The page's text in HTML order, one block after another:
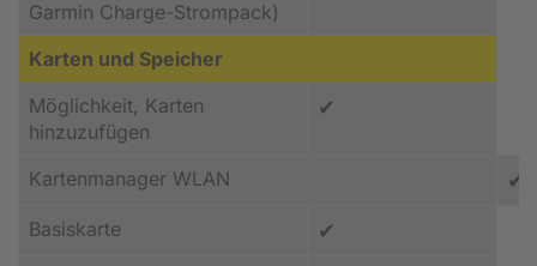
Garmin Charge-Strompack)
Karten und Speicher
Möglichkeit, Karten
hinzuzufügen
✔
Kartenmanager WLAN ✔
Basiskarte ✔